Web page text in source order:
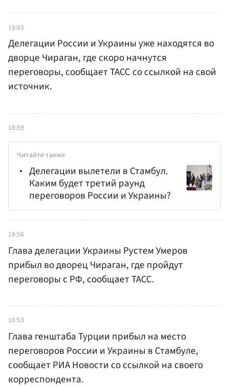
19:03
Делегации России и Украины уже находятся во
дворце Чираган, где скоро начнутся
переговоры, сообщает ТАСС со ссылкой на свой
источник.
18:59
Читайте также
Делегации вылетели в Стамбул.
Каким будет третий раунд
переговоров России и Украины?
18:56
Глава делегации Украины Рустем Умеров
прибыл во дворец Чираган, где пройдут
переговоры с РФ, сообщает ТАСС.
18:53
Глава генштаба Турции прибыл на место
переговоров России и Украины в Стамбуле,
сообщает РИА Новости со ссылкой на своего
корреспондента.